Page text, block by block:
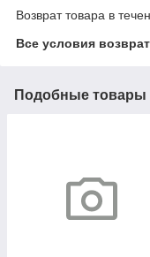
Возврат товара в
Все условия
Подобные товары